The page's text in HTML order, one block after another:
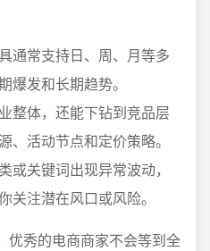
通常支持日、周、月等多
爆发和长期趋势。
整体，还能下钻到竞品层
、活动节点和定价策略。
或关键词出现异常波动，
关注潜在风口或风险。
优秀的电商商家不会等到全